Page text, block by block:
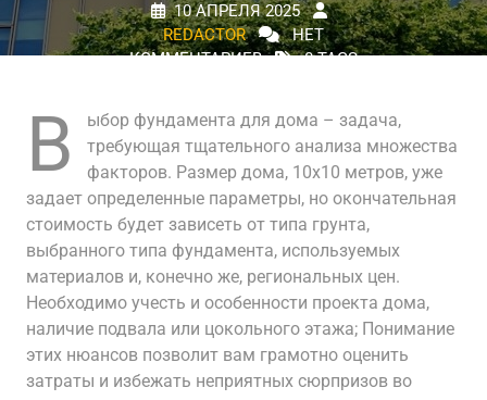
10 АПРЕЛЯ 2025
REDACTOR
НЕТ
КОММЕНТАРИЕВ
0 TAGS
В
ыбор фундамента для дома – задача,
требующая тщательного анализа множества
факторов. Размер дома, 10х10 метров, уже
задает определенные параметры, но окончательная
стоимость будет зависеть от типа грунта,
выбранного типа фундамента, используемых
материалов и, конечно же, региональных цен.
Необходимо учесть и особенности проекта дома,
наличие подвала или цокольного этажа; Понимание
этих нюансов позволит вам грамотно оценить
затраты и избежать неприятных сюрпризов во